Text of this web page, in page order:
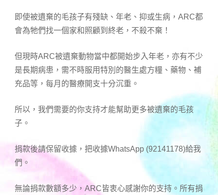
即使被遺棄的毛孩子有殘缺、年老、抑或生病，ARC都
會為牠們找一個家和照顧到終老，不殺不棄！
但現時ARC被遺棄動物當中都開始步入年老，亦有不少
是長期病患，需不時服用特別的醫生處方糧、藥物、補
充品等，每月的醫療開支十分沉重。
所以，我們需要的你支持才能幫助更多被遺棄的毛孩
子。
捐款後請保留收據，把收據WhatsApp (92141178)給我
們。
無論捐款數額多少，ARC皆衷心感謝你的支持。所有捐